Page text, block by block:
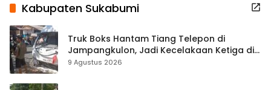
Kabupaten Sukabumi
Truk Boks Hantam Tiang Telepon di
Jampangkulon, Jadi Kecelakaan Ketiga di
Titik yang Sama
9 Agustus 2026